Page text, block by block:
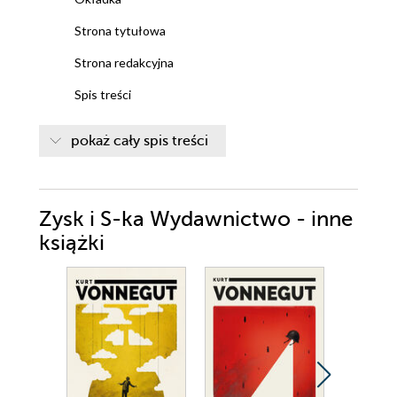
Strona tytułowa
Strona redakcyjna
Spis treści
CZĘŚĆ I / Rozdział 1
Rozdział 2
Rozdział 3
Rozdział 4
CZĘŚĆ II / Rozdział 5
Rozdział 6
Rozdział 7
pokaż cały spis treści
Zysk i S-ka Wydawnictwo - inne
książki